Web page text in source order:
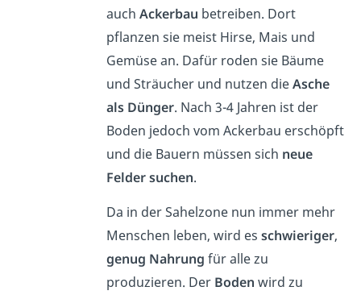
auchAckerbau betreiben. Dort
pflanzen sie meist Hirse, Mais und
Gemüse an. Dafür roden sie Bäume
und Sträucher und nutzen dieAsche
als Dünger. Nach 3-4 Jahren ist der
Boden jedoch vom Ackerbau erschöpft
und die Bauern müssen sich neue
Felder suchen.
Da in der Sahelzone nun immer mehr
Menschen leben, wird esschwieriger,
genug Nahrung für alle zu
produzieren. Der Boden wird zu